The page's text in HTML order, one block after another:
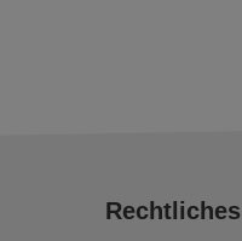
Rechtliches